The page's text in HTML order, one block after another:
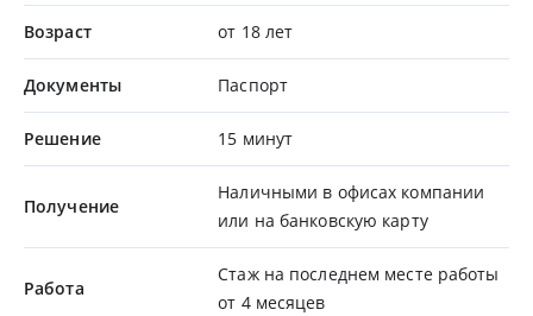
Возраст от 18 лет
Документы Паспорт
Решение 15 минут
Получение
Наличными в офисах компании
или на банковскую карту
Работа
Стаж на последнем месте работы
от 4 месяцев